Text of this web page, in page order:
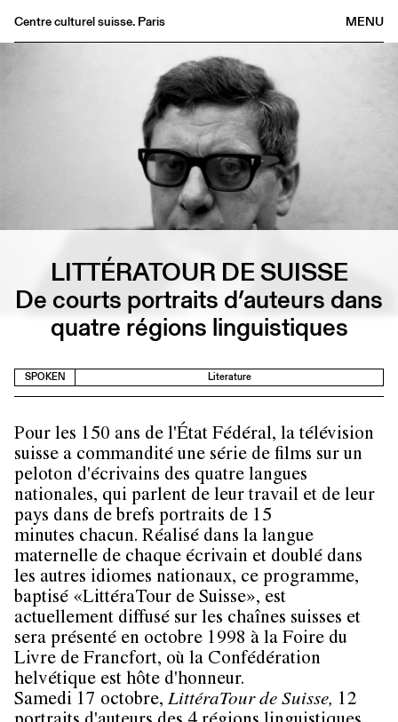
MENU
Centre culturel suisse. Paris
About
LITTÉRATOUR DE SUISSE
De courts portraits d’auteurs dans
quatre régions linguistiques
SPOKEN Literature
Pour les 150 ans de l'État Fédéral, la télévision
suisse a commandité une série de films sur un
peloton d'écrivains des quatre langues
nationales, qui parlent de leur travail et de leur
pays dans de brefs portraits de 15
minutes chacun. Réalisé dans la langue
maternelle de chaque écrivain et doublé dans
les autres idiomes nationaux, ce programme,
baptisé «LittéraTour de Suisse», est
actuellement diffusé sur les chaînes suisses et
sera présenté en octobre 1998 à la Foire du
Livre de Francfort, où la Confédération
helvétique est hôte d'honneur.
Samedi 17 octobre, LittéraTour de Suisse, 12